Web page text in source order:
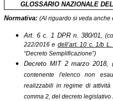
GLOSSARIO NAZIONALE
Normativa: (Al riguardo si veda
Art. 6 c. 1 DPR n. 380/01,
222/2016 e dell’art. 10 c. 1/b L.
“Decreto Semplificazione”)
Decreto MIT 2 marzo 2018,
contenente l'elenco non
realizzabili in regime di
comma 2, del decreto